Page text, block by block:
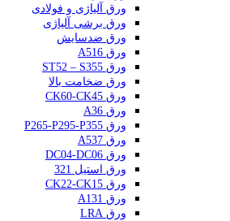
ورق آلیاژی و فولادی
ورق برشی آلیاژی
ورق ضدسایش
ورق A516
ورق ST52 – S355
ورق ضخامت بالا
ورق CK60-CK45
ورق A36
ورق P265-P295-P355
ورق A537
ورق DC04-DC06
ورق استیل 321
ورق CK22-CK15
ورق A131
ورق LRA